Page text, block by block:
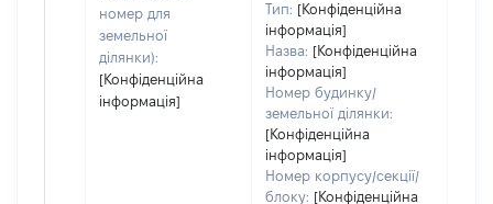
номер для
земельної
ділянки):
[Конфіденційна
інформація]
Тип: [Конфіденційна
інформація]
Назва: [Конфіденційна
інформація]
Номер будинку/
земельної ділянки:
[Конфіденційна
інформація]
Номер корпусу/секції/
блоку: [Конфіденційна